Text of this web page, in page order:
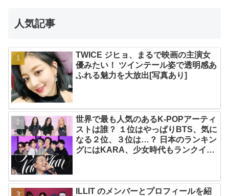
人気記事
TWICE ジヒョ、まるで映画の主演女
優みたい！ ツインテール姿で透明感あ
ふれる魅力を大放出[写真あり]
世界で最も人気のあるK-POPアーティ
ストは誰？ １位はやっぱりBTS、気に
なる２位、３位は…？ 日本のランキン
グにはKARA、少女時代もランクイ
ILLIT のメンバーとプロフィールを紹